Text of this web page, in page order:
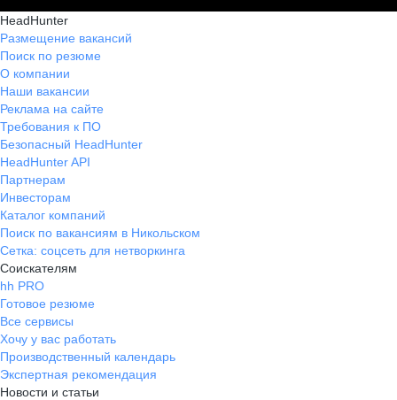
HeadHunter
Размещение вакансий
Поиск по резюме
О компании
Наши вакансии
Реклама на сайте
Требования к ПО
Безопасный HeadHunter
HeadHunter API
Партнерам
Инвесторам
Каталог компаний
Поиск по вакансиям в Никольском
Сетка: соцсеть для нетворкинга
Соискателям
hh PRO
Готовое резюме
Все сервисы
Хочу у вас работать
Производственный календарь
Экспертная рекомендация
Новости и статьи